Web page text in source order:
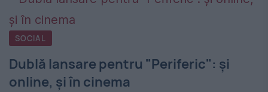
SOCIAL
Dublă lansare pentru "Periferic": şi
online, şi în cinema